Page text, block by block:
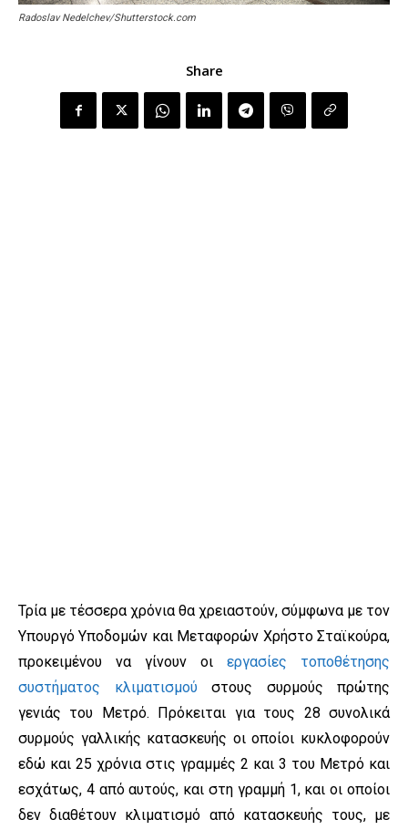
Radoslav Nedelchev/Shutterstock.com
Share
Τρία με τέσσερα χρόνια θα χρειαστούν, σύμφωνα με τον
Υπουργό Υποδομών και Μεταφορών Χρήστο Σταϊκούρα,
προκειμένου να γίνουν οι εργασίες τοποθέτησης
συστήματος κλιματισμού στους συρμούς πρώτης
γενιάς του Μετρό. Πρόκειται για τους 28 συνολικά
συρμούς γαλλικής κατασκευής οι οποίοι κυκλοφορούν
εδώ και 25 χρόνια στις γραμμές 2 και 3 του Μετρό και
εσχάτως, 4 από αυτούς, και στη γραμμή 1, και οι οποίοι
δεν διαθέτουν κλιματισμό από κατασκευής τους, με